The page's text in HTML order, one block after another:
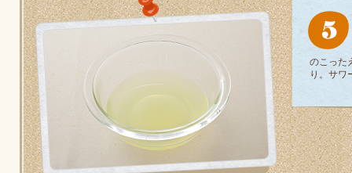
のこった
り。サワ